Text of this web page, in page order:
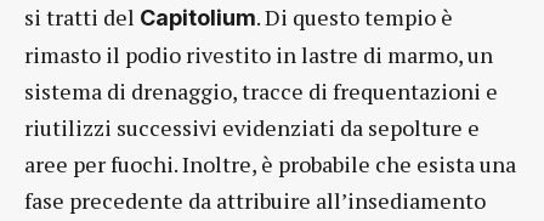
si tratti del Capitolium. Di questo tempio è
rimasto il podio rivestito in lastre di marmo, un
sistema di drenaggio, tracce di frequentazioni e
riutilizzi successivi evidenziati da sepolture e
aree per fuochi. Inoltre, è probabile che esista una
fase precedente da attribuire all’insediamento